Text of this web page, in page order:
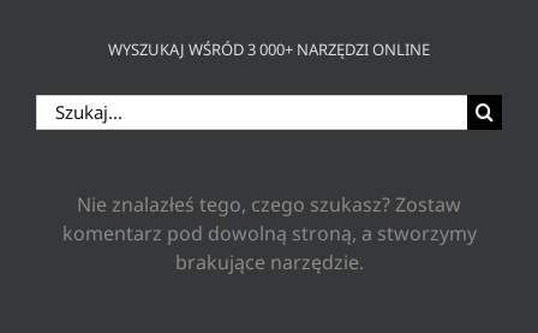
WYSZUKAJ WŚRÓD 3 000+ NARZĘDZI ONLINE
Szukaj
Nie znalazłeś tego, czego szukasz? Zostaw
komentarz pod dowolną stroną, a stworzymy
brakujące narzędzie.